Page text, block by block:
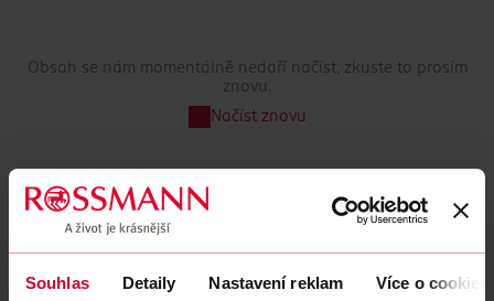
Souhlas Detaily Nastavení reklam Více o cookies
Obsah se nám momentálně nedaří načíst, zkuste to prosím
znovu.
Načíst znovu